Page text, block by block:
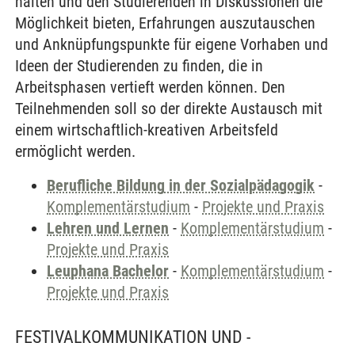
Möglichkeit bieten, Erfahrungen auszutauschen
und Anknüpfungspunkte für eigene Vorhaben und
Ideen der Studierenden zu finden, die in
Arbeitsphasen vertieft werden können. Den
Teilnehmenden soll so der direkte Austausch mit
einem wirtschaftlich-kreativen Arbeitsfeld
ermöglicht werden.
Berufliche Bildung in der Sozialpädagogik -
Komplementärstudium - Projekte und Praxis
Lehren und Lernen - Komplementärstudium -
Projekte und Praxis
Leuphana Bachelor - Komplementärstudium -
Projekte und Praxis
FESTIVALKOMMUNIKATION UND -